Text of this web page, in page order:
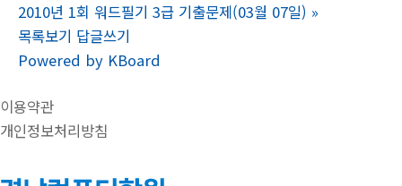
2010년 1회 워드필기 3급 기출문제(03월 07일) »
목록보기 답글쓰기
Powered by KBoard
이용약관
개인정보처리방침